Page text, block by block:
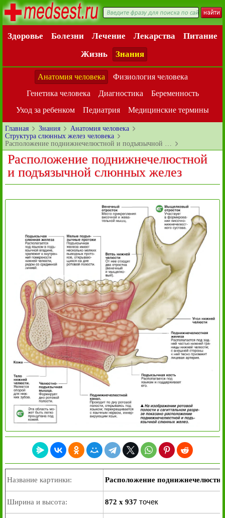
Здоровье Болезни Лечение Лекарства
Питание
Жизнь
Знания
Анатомия человека
Физиология человека
Генетика человека
Диагностика
Беременность
Уход за ребенком
Педиатрия Медицинские термины
Главная Знания
Анатомия человека
Структура слюнных желез человека
Расположение поднижнечелюстной и подъязычной …
Расположение поднижнечелюстной
и подъязычной слюнных желез
Название картинки: Расположение
Ширина и высота: 872 x 937 точек